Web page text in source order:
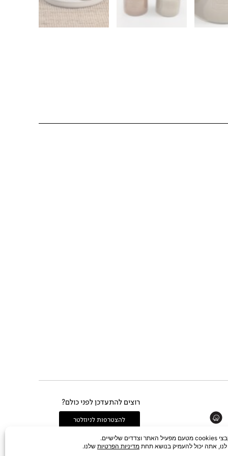
רוצים להתעדכן לפני כולם?
להצטרפות לניוזלטר